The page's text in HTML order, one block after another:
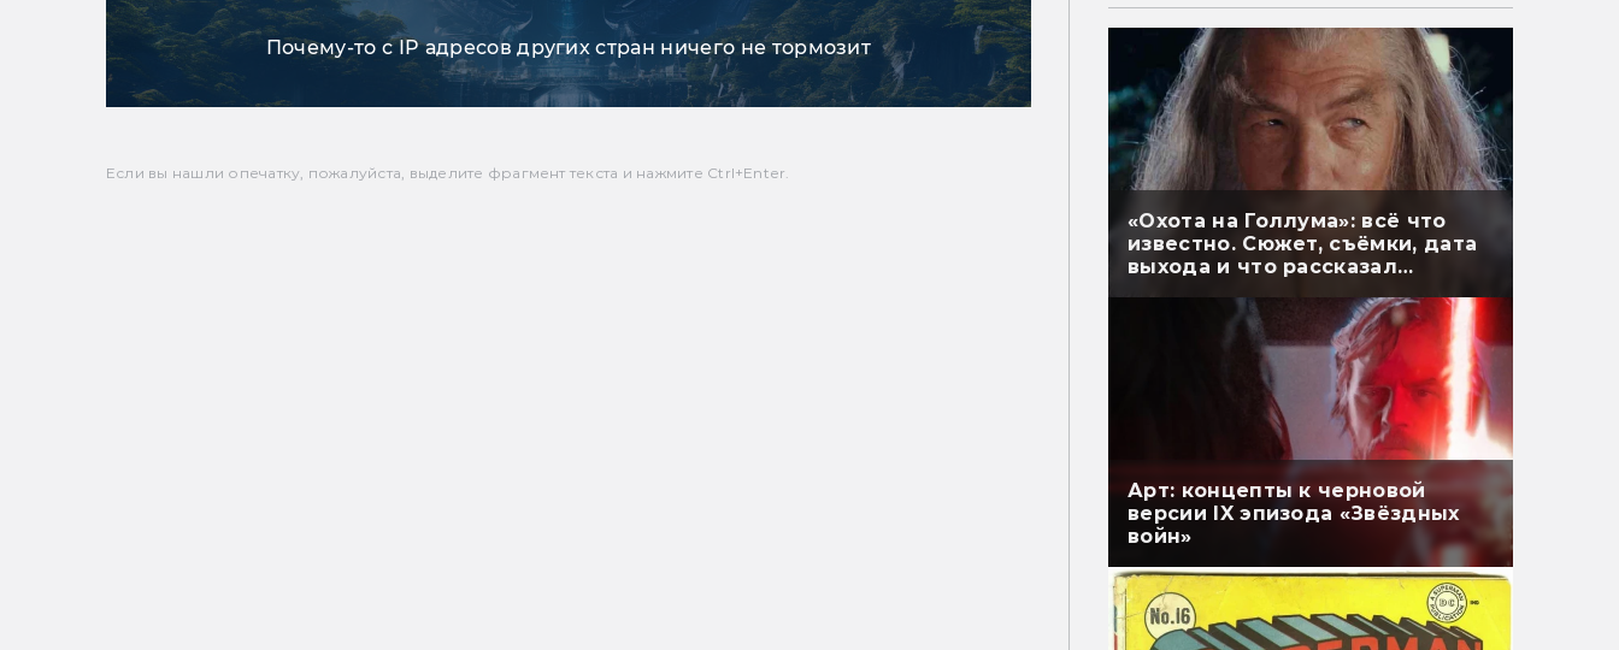
Почему-то с IP адресов других стран ничего не тормозит
Если вы нашли опечатку, пожалуйста, выделите фрагмент текста и нажмите Ctrl+Enter.
«Охота на Голлума»: всё что
известно. Сюжет, съёмки, дата
выхода и что рассказал
Арт: концепты к черновой
версии IX эпизода «Звёздных
войн»